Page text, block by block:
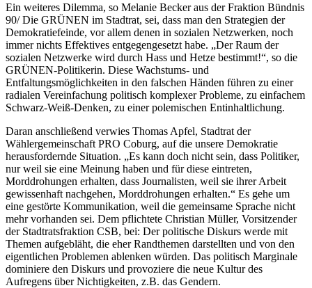
Ein weiteres Dilemma, so Melanie Becker aus der Fraktion Bündnis
90/ Die GRÜNEN im Stadtrat, sei, dass man den Strategien der
Demokratiefeinde, vor allem denen in sozialen Netzwerken, noch
immer nichts Effektives entgegengesetzt habe. „Der Raum der
sozialen Netzwerke wird durch Hass und Hetze bestimmt!“, so die
GRÜNEN-Politikerin. Diese Wachstums- und
Entfaltungsmöglichkeiten in den falschen Händen führen zu einer
radialen Vereinfachung politisch komplexer Probleme, zu einfachem
Schwarz-Weiß-Denken, zu einer polemischen Entinhaltlichung.
Daran anschließend verwies Thomas Apfel, Stadtrat der
Wählergemeinschaft PRO Coburg, auf die unsere Demokratie
herausfordernde Situation. „Es kann doch nicht sein, dass Politiker,
nur weil sie eine Meinung haben und für diese eintreten,
Morddrohungen erhalten, dass Journalisten, weil sie ihrer Arbeit
gewissenhaft nachgehen, Morddrohungen erhalten.“ Es gehe um
eine gestörte Kommunikation, weil die gemeinsame Sprache nicht
mehr vorhanden sei. Dem pflichtete Christian Müller, Vorsitzender
der Stadtratsfraktion CSB, bei: Der politische Diskurs werde mit
Themen aufgebläht, die eher Randthemen darstellten und von den
eigentlichen Problemen ablenken würden. Das politisch Marginale
dominiere den Diskurs und provoziere die neue Kultur des
Aufregens über Nichtigkeiten, z.B. das Gendern.